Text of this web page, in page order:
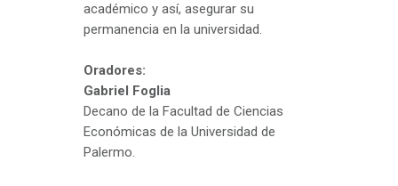
académico y así, asegurar su
permanencia en la universidad.
Oradores:
Gabriel Foglia
Decano de la Facultad de Ciencias
Económicas de la Universidad de
Palermo.